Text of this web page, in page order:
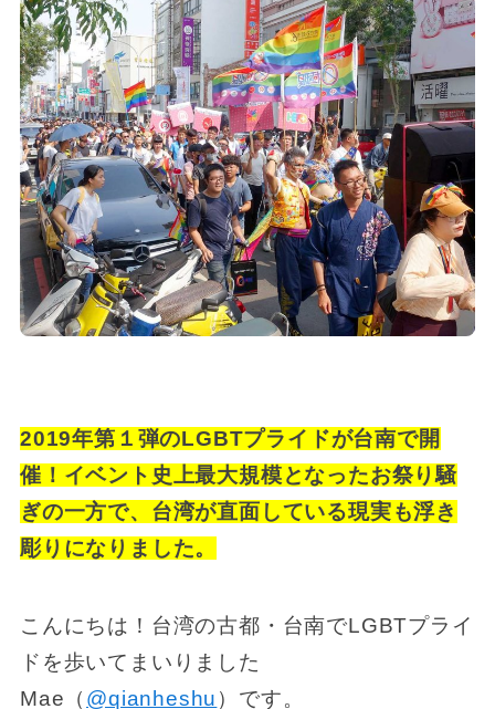
2019年第１弾のLGBTプライドが台南で開
催！イベント史上最大規模となったお祭り騒
ぎの一方で、台湾が直面している現実も浮き
彫りになりました。
こんにちは！台湾の古都・台南でLGBTプライ
ドを歩いてまいりました
Mae（ @qianheshu ）です。